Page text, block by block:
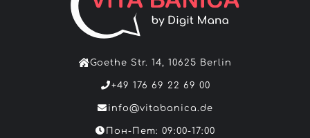
Goethe Str. 14, 10625 Berlin
+49 176 69 22 69 00
info@vitabanica.de
Пон-Пет: 09:00-17:00